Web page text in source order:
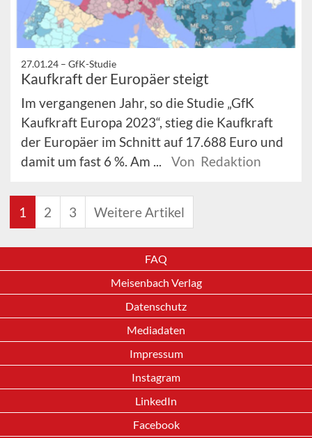
27.01.24 – GfK-Studie
Kaufkraft der Europäer steigt
Im vergangenen Jahr, so die Studie „GfK
Kaufkraft Europa 2023“, stieg die Kaufkraft
der Europäer im Schnitt auf 17.688 Euro und
damit um fast 6 %. Am ...
Von Redaktion
1 2 3 Weitere Artikel
FAQ
Meisenbach Verlag
Datenschutz
Mediadaten
Impressum
Instagram
LinkedIn
Facebook